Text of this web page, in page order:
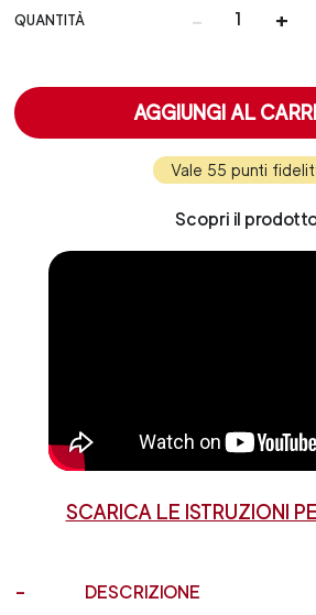
QUANTITÀ - +
AGGIUNGI AL
Vale 55 punti
Scopri il
SCARICA LE ISTRUZIONI
DESCRIZIONE